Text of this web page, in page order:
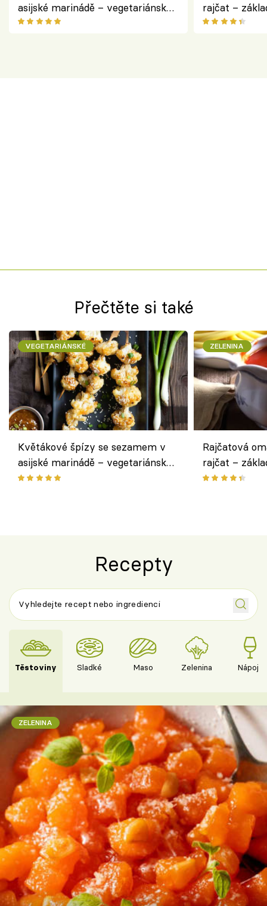
asijské marinádě – vegetariánská
chuťovka z grilu
rajčat –
Přečtěte si také
VEGETARIÁNSKÉ
Květákové špízy se sezamem v
asijské marinádě – vegetariánská
chuťovka z grilu
ZELENINA
Rajčatová
rajčat –
Recepty
Těstoviny Sladké Maso Zelenina Nápoje
ZELENINA